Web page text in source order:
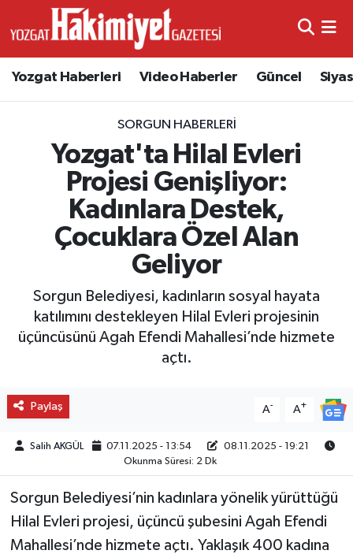
Yozgat Haberleri Video Haberler Güncel
SORGUN HABERLERI
Yozgat'ta Hilal Evleri
Projesi Genişliyor:
Kadınlara Destek,
Çocuklara Özel Alan
Geliyor
Sorgun Belediyesi, kadınların sosyal hayata
katılımını destekleyen Hilal Evleri projesinin
üçüncüsünü Agah Efendi Mahallesi’nde hizmete
açtı.
Paylaş A- A+
Salih AKGÜL 07.11.2025 - 13:54
08.11.2025 - 19:21
Okunma Süresi: 2 Dk
Sorgun Belediyesi’nin kadınlara yönelik yürüttüğü
Hilal Evleri projesi, üçüncü şubesini Agah Efendi
Mahallesi’nde hizmete açtı. Yaklaşık 400 kadına